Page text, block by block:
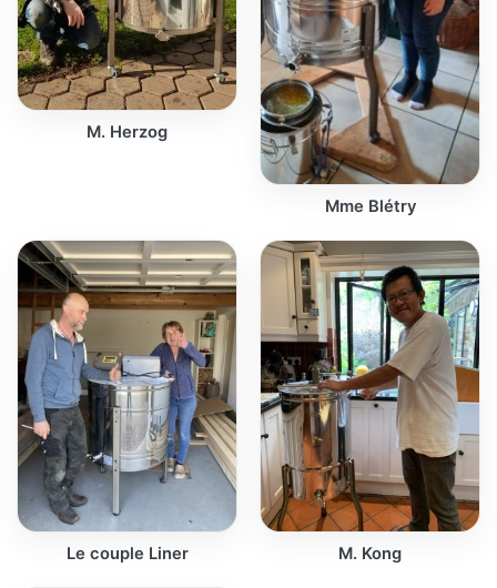
M. Herzog
Mme Blétry
Le couple Liner M. Kong